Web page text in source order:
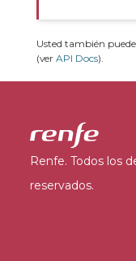
Usted también
(ver API Docs).
Renfe. Todos los
reservados.